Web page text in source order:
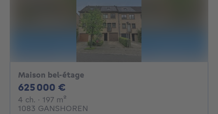
Maison bel-étage
625 000 €
4 ch. 4 chambres
· 197 m²
1083 GANSHOREN